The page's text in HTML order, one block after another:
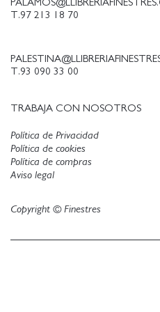
T.97 213 18 70
T.93 090 33 00
TRABAJA CON NOSOTROS
Política de Privacidad
Política de cookies
Aviso legal
Política de compras
Copyright © Finestres